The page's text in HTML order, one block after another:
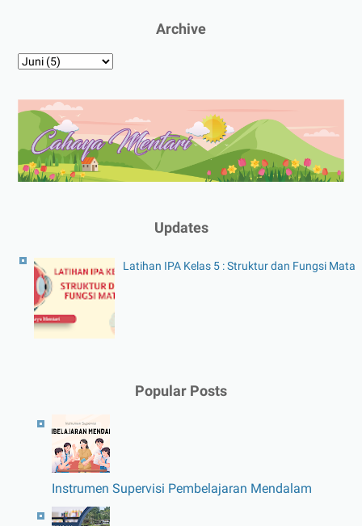
Archive
Updates
Latihan IPA Kelas 5 : Struktur dan Fungsi Mata
Popular Posts
Instrumen Supervisi Pembelajaran Mendalam